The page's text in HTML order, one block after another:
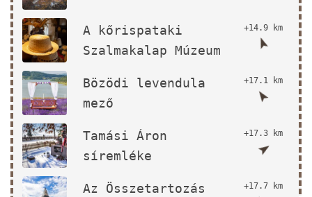
A kőrispataki
Szalmakalap Múzeum
+14.9 km
Bözödi levendula
mező
+17.1 km
Tamási Áron
síremléke
+17.3 km
Az Összetartozás
+17.7 km